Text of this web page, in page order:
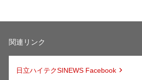
関連リンク
日立ハイテクSINEWS Facebook